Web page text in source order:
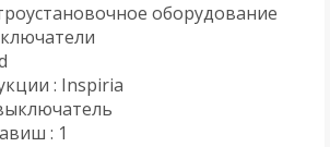
оборудование
: Inspiria
: 1